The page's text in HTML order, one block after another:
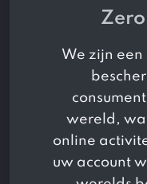
We zijn
wereld,
online
uw account